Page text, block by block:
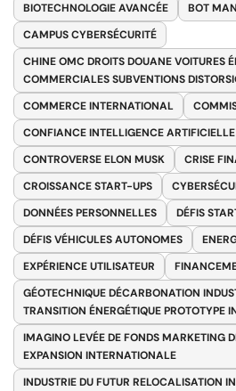
BIOTECHNOLOGIE AVANCÉE
BOT
CAMPUS CYBERSÉCURITÉ
CHINE OMC DROITS DOUANE VOITURES
COMMERCIALES SUBVENTIONS
COMMERCE INTERNATIONAL
CONFIANCE INTELLIGENCE ARTIFICIELLE
CONTROVERSE ELON MUSK
CRISE
CROISSANCE START-UPS
DONNÉES PERSONNELLES
DÉFIS
DÉFIS VÉHICULES AUTONOMES
EXPÉRIENCE UTILISATEUR
GÉOTECHNIQUE DÉCARBONATION
TRANSITION ÉNERGÉTIQUE PROTOTYPE
IMAGINO LEVÉE DE FONDS MARKETING
EXPANSION INTERNATIONALE
INDUSTRIE DU FUTUR RELOCALISATION